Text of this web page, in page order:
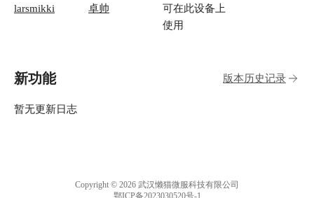
larsmikki 卓帅
可在此设备上
使用
新功能 版本历史记录
暂无更新日志
Copyright © 2026 武汉懒猫微服科技有限公司